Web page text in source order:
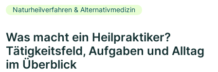
Naturheilverfahren & Alternativmedizin
Was macht ein Heilpraktiker?
Tätigkeitsfeld, Aufgaben und Alltag
im Überblick